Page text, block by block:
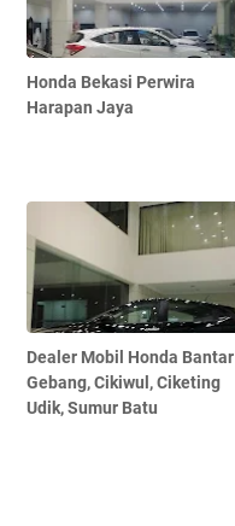
Honda Bekasi Perwira
Harapan Jaya
Dealer Mobil Honda Bantar
Gebang, Cikiwul, Ciketing
Udik, Sumur Batu